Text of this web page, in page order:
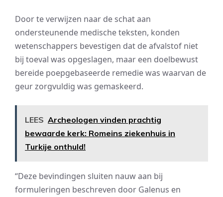
Door te verwijzen naar de schat aan
ondersteunende medische teksten, konden
wetenschappers bevestigen dat de afvalstof niet
bij toeval was opgeslagen, maar een doelbewust
bereide poepgebaseerde remedie was waarvan de
geur zorgvuldig was gemaskeerd.
LEES Archeologen vinden prachtig
bewaarde kerk: Romeins ziekenhuis in
Turkije onthuld!
“Deze bevindingen sluiten nauw aan bij
formuleringen beschreven door Galenus en